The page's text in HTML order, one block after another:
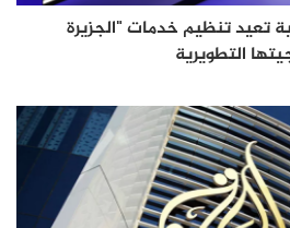
تعيد تنظيم خدمات "الجزيرة
التطويرية